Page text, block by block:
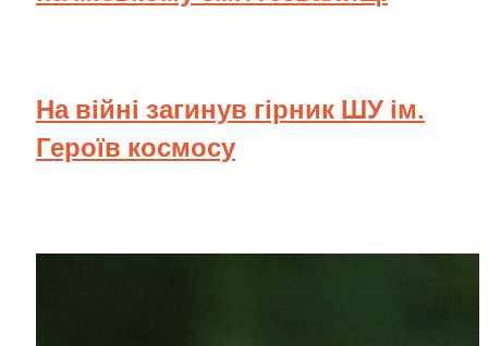
На війні загинув гірник ШУ ім.
Героїв космосу